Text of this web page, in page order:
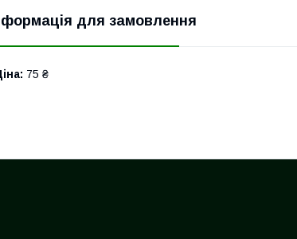
для замовлення
75 ₴